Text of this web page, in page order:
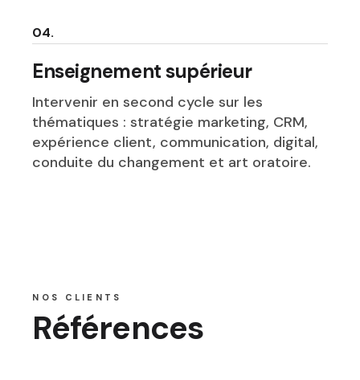
04.
Enseignement supérieur
Intervenir en second cycle sur les
thématiques : stratégie marketing, CRM,
expérience client, communication, digital,
conduite du changement et art oratoire.
NOS CLIENTS
Références